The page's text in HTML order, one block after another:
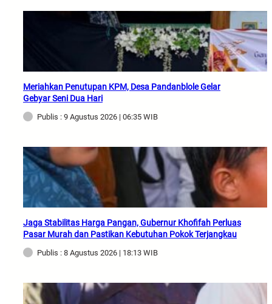
Meriahkan Penutupan KPM, Desa Pandanblole Gelar
Gebyar Seni Dua Hari
Publis : 9 Agustus 2026 | 06:35 WIB
Jaga Stabilitas Harga Pangan, Gubernur Khofifah Perluas
Pasar Murah dan Pastikan Kebutuhan Pokok Terjangkau
Publis : 8 Agustus 2026 | 18:13 WIB